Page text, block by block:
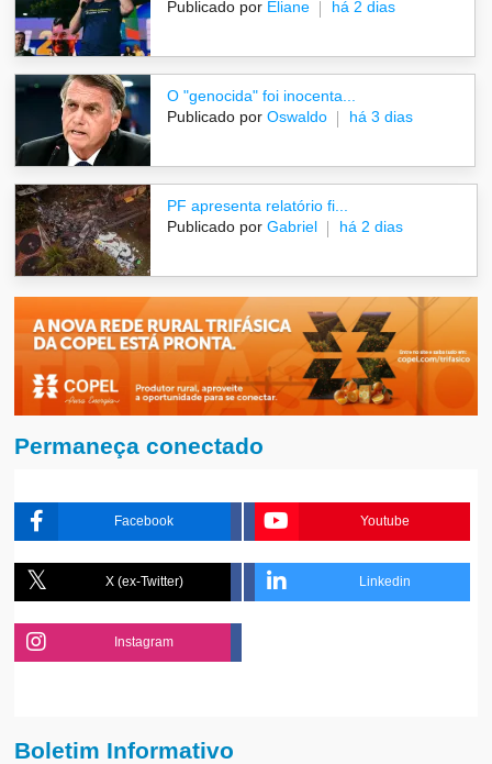
Publicado por Eliane há 2 dias
O "genocida" foi inocenta...
Publicado por Oswaldo há 3 dias
PF apresenta relatório fi...
Publicado por Gabriel há 2 dias
Permaneça conectado
Facebook Youtube
X (ex-Twitter) Linkedin
Instagram
Boletim Informativo